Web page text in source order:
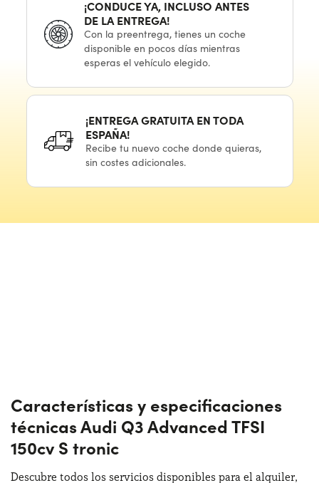
¡CONDUCE YA, INCLUSO ANTES
DE LA ENTREGA!
Con la preentrega,tienes un coche
disponible en pocosdías mientras
esperas el vehículoelegido.
¡ENTREGA GRATUITA EN TODA
ESPAÑA!
Recibe tu nuevocoche donde quieras,
sin costes adicionales.
Características y especificaciones
técnicas Audi Q3 Advanced TFSI
150cv S tronic
Descubre todos los servicios disponibles para el alquiler,